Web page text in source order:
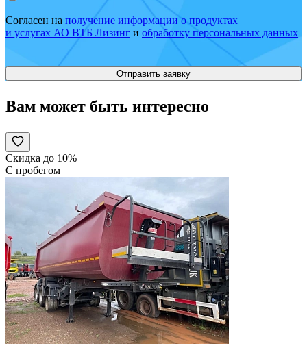
Согласен на получение информации о продуктах
и услугах АО ВТБ Лизинг и обработку персональных данных
Вам может быть интересно
Скидка до 10%
С пробегом